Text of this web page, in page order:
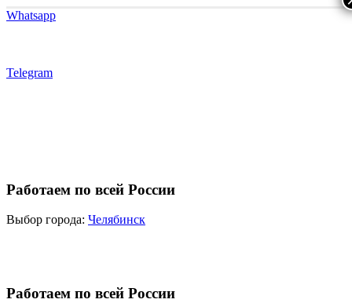
Whatsapp
Telegram
Работаем по всей России
Выбор города: Челябинск
Работаем по всей России